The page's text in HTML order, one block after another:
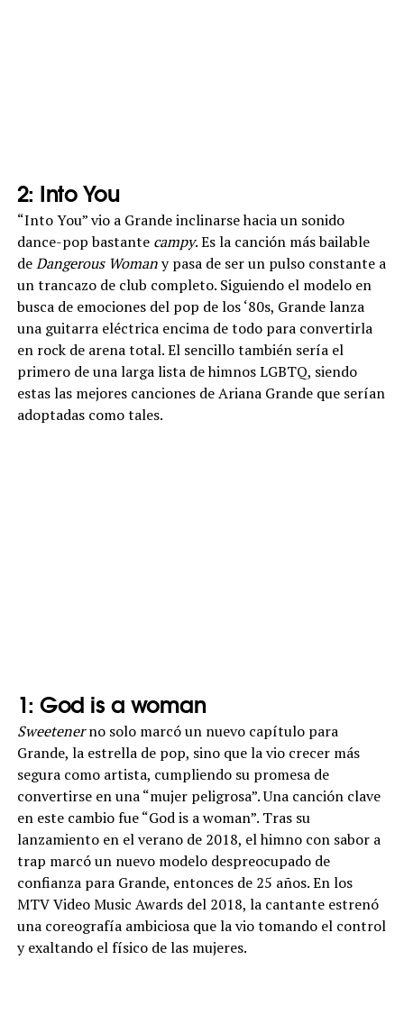
2: Into You
“Into You” vio a Grande inclinarse hacia un sonido
dance-pop bastante campy. Es la canción más bailable
deDangerous Womany pasa de ser un pulso constante a
un trancazo de club completo. Siguiendo el modelo en
busca de emociones del pop de los ‘80s, Grande lanza
una guitarra eléctrica encima de todo para convertirla
en rock de arena total. El sencillo también sería el
primero de una larga lista de himnos LGBTQ, siendo
estas las mejores canciones de Ariana Grande que serían
adoptadas como tales.
1: God is a woman
Sweetenerno solo marcó un nuevo capítulo para
Grande, la estrella de pop, sino que la vio crecer más
segura como artista, cumpliendo su promesa de
convertirse en una “mujer peligrosa”. Una canción clave
en este cambio fue “God is a woman”. Tras su
lanzamiento en el verano de 2018, el himno con sabor a
trap marcó un nuevo modelo despreocupado de
confianza para Grande, entonces de 25 años. En los
MTV Video Music Awards del 2018, la cantante estrenó
una coreografía ambiciosa que la vio tomando el control
y exaltando el físico de las mujeres.